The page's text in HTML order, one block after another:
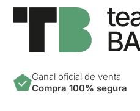
Canal oficial de venta
Compra 100% segura